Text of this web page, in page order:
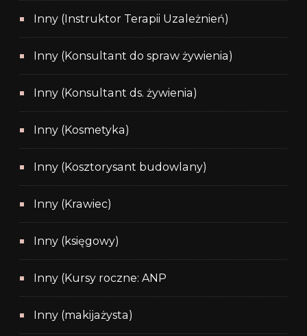
Inny (Instruktor Terapii Uzależnień)
Inny (Konsultant do spraw żywienia)
Inny (Konsultant ds. żywienia)
Inny (Kosmetyka)
Inny (Kosztorysant budowlany)
Inny (Krawiec)
Inny (księgowy)
Inny (Kursy roczne: ANP
Inny (makijażysta)